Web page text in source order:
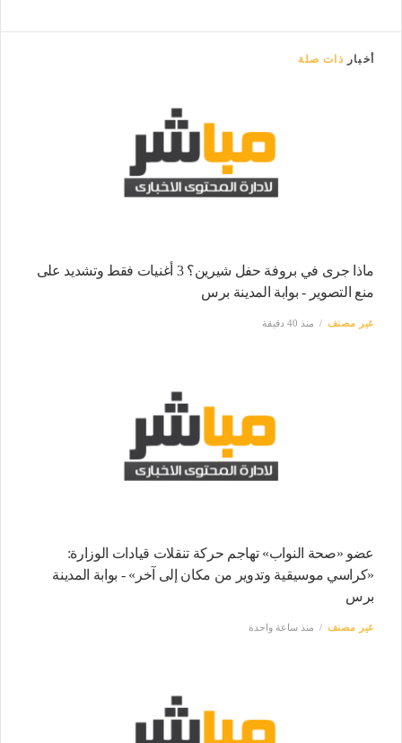
أخبار ذات صلة
ماذا جرى في بروفة حفل شيرين؟ 3 أغنيات فقط وتشديد على
منع التصوير - بوابة المدينة برس
غير مصنف منذ 40 دقيقة
عضو «صحة النواب» تهاجم حركة تنقلات قيادات الوزارة:
«كراسي موسيقية وتدوير من مكان إلى آخر» - بوابة المدينة
برس
غير مصنف منذ ساعة واحدة